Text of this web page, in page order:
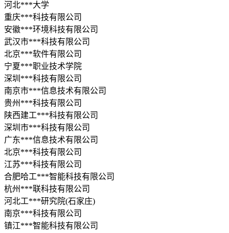
河北***大学
重庆***科技有限公司
安徽***环境科技有限公司
武汉市***科技有限公司
北京***软件有限公司
宁夏***职业技术学院
深圳***科技有限公司
南京市***信息技术有限公司
贵州***科技有限公司
陕西建工***科技有限公司
深圳市***科技有限公司
广东***信息技术有限公司
北京***科技有限公司
江苏***科技有限公司
合肥哈工***智能科技有限公司
杭州***联科技有限公司
河北工***研究院(石家庄)
南京***科技有限公司
镇江***智能科技有限公司